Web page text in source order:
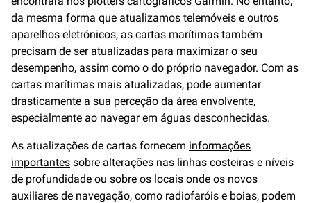
da mesma forma que atualizamos telemóveis e outros
aparelhos eletrónicos, as cartas marítimas também
precisam de ser atualizadas para maximizar o seu
desempenho, assim como o do próprio navegador. Com as
cartas marítimas mais atualizadas, pode aumentar
drasticamente a sua perceção da área envolvente,
especialmente ao navegar em águas desconhecidas.
As atualizações de cartas fornecem informações
importantes sobre alterações nas linhas costeiras e níveis
de profundidade ou sobre os locais onde os novos
auxiliares de navegação, como radiofaróis e boias, podem